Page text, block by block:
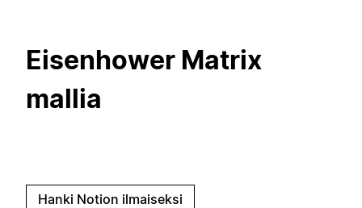
Eisenhower Matrix
mallia
Hanki Notion ilmaiseksi